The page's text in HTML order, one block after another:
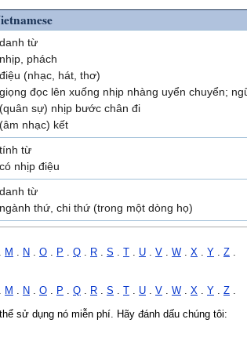
từ
phách
(nhạc, hát, thơ)
đọc lên xuống nhịp nhàng uyển chuyển;
sự) nhịp bước chân đi
nhạc) kết
từ
nhịp điệu
từ
thứ, chi thứ (trong một dòng họ)
. M . N . O . P . Q . R . S . . U . V . W . X . Y . Z .
M N O P Q R S T U V W X Y Z
sử dụng nó miễn phí. Hãy đánh dấu chúng tôi: